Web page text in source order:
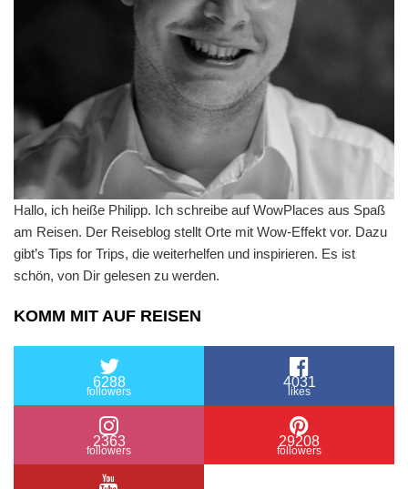
Hallo, ich heiße Philipp. Ich schreibe auf WowPlaces aus Spaß
am Reisen. Der Reiseblog stellt Orte mit Wow-Effekt vor. Dazu
gibt’s Tips for Trips, die weiterhelfen und inspirieren. Es ist
schön, von Dir gelesen zu werden.
KOMM MIT AUF REISEN
6288
followers
4031
likes
2363
followers
29208
followers